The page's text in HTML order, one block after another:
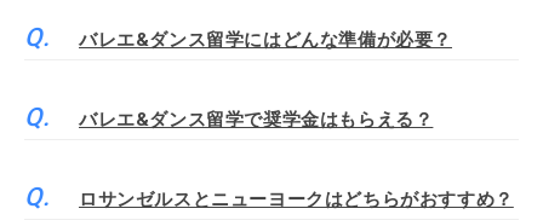
バレエ&ダンス留学にはどんな準備が必要？
バレエ&ダンス留学で奨学金はもらえる？
ロサンゼルスとニューヨークはどちらがおすすめ？